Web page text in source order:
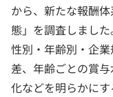
から、新たな報酬
態」を調査しました
性別・年齢別・企
差、年齢ごとの賞
化などを明らかに